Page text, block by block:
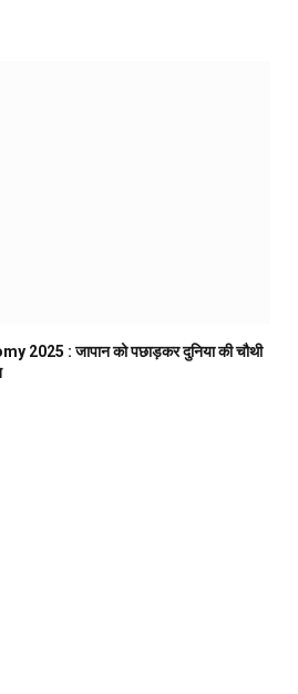
2025 : जापान को पछाड़कर दुनिया की चौथी